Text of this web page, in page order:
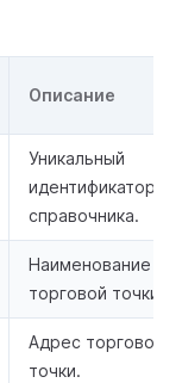
Описание
Уникальный
идентификатор
справочника.
Наименование
торговой точки.
Адрес торговой
точки.